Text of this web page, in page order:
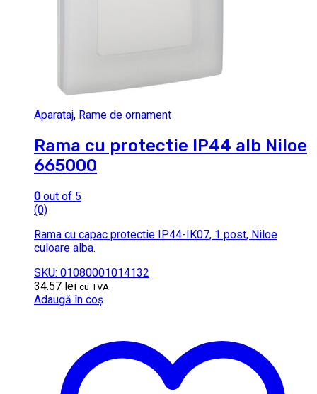
Aparataj, Rame de ornament
Rama cu protectie IP44 alb Niloe
665000
0 out of 5
(0)
Rama cu capac protectie IP44-IK07, 1 post, Niloe
culoare alba.
SKU: 01080001014132
34.57 lei cu TVA
Adaugă în coș